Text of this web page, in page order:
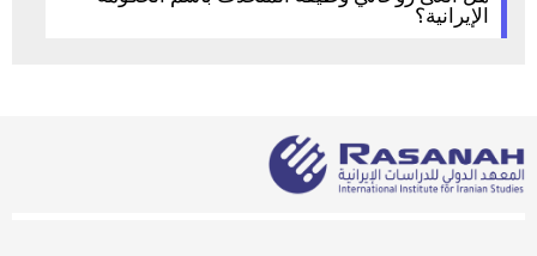
الإيرانية؟